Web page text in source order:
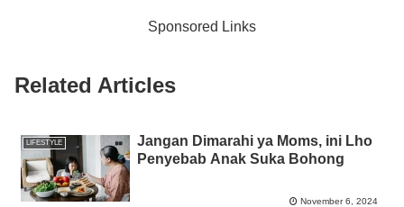
k
p
g
Sponsored Links
Related Articles
LIFESTYLE
Jangan Dimarahi ya Moms, ini Lho
Penyebab Anak Suka Bohong
November 6, 2024